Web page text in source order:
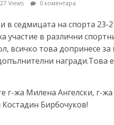
27 Views 0 коментара
в седмицата на спорта 23-
участие в различни
всичко това допринесе
награди.Това
г-жа Милена Ангелски, г-
Бирбочуков!